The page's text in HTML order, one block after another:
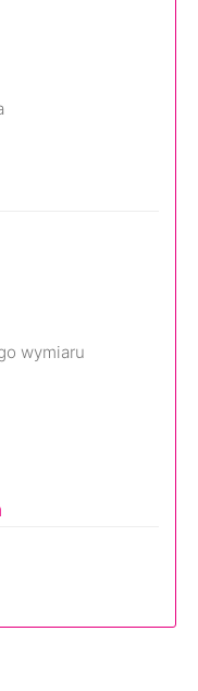
wymiaru